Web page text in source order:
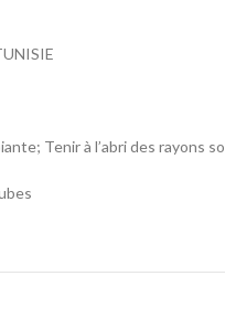
Tenir à l’abri des rayons